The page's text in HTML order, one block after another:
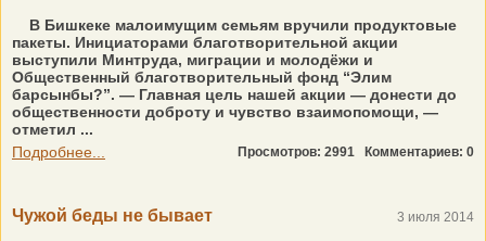
В Бишкеке малоимущим семьям вручили продуктовые
пакеты. Инициаторами благотворительной акции
выступили Минтруда, миграции и молодёжи и
Общественный благотворительный фонд “Элим
барсынбы?”. — Главная цель нашей акции — донести до
общественности доброту и чувство взаимопомощи, —
отметил ...
Подробнее...
Просмотров: 2991 Комментариев: 0
Чужой беды не бывает 3 июля 2014